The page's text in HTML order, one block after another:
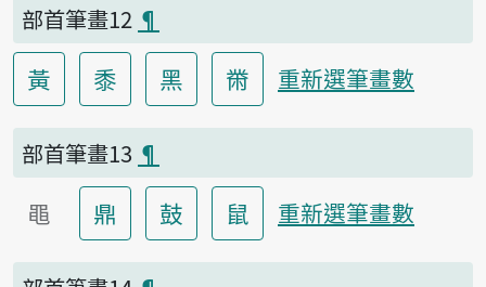
部首筆畫12 ¶
黃 黍 黑 黹 重新選筆畫數
部首筆畫13 ¶
黽 鼎 鼓 鼠 重新選筆畫數